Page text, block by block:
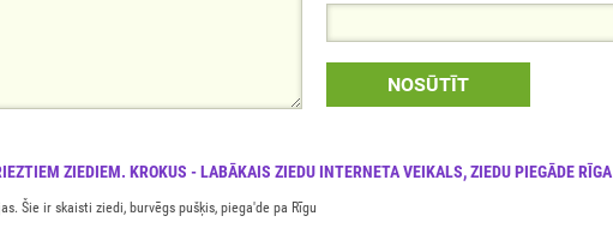
ZIEDIEM. KROKUS - LABĀKAIS ZIEDU INTERNETA VEIKALS, ZIEDU PIEGĀDE RĪGA
Šie ir skaisti ziedi, burvēgs pušķis, piega'de pa Rīgu
NOSŪTĪT